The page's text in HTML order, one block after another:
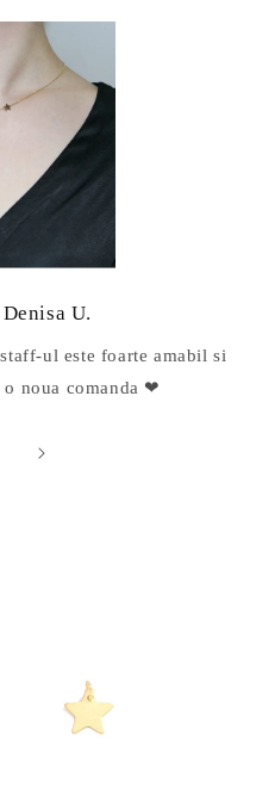
Denisa U.
ul este foarte amabil si
noua comanda ❤